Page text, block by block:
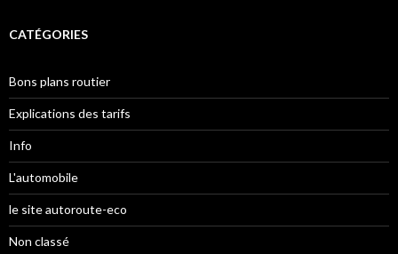
CATÉGORIES
Bons plans routier
Explications des tarifs
Info
L'automobile
le site autoroute-eco
Non classé